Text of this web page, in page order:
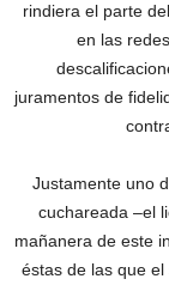
rindiera el parte
en las
juramentos de
Justamente uno
cuchareada –el
mañanera de este
éstas de las que